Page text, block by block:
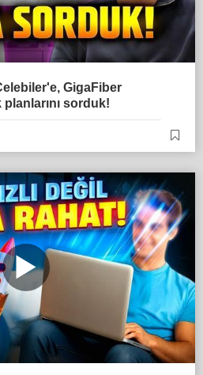
GigaFiber
planlarını sorduk!